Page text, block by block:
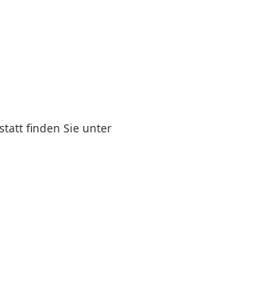
finden Sie unter